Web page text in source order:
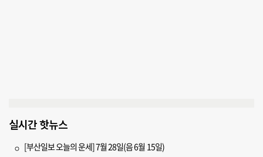
실시간 핫뉴스
[부산일보 오늘의 운세] 7월 28일(음 6월 15일)